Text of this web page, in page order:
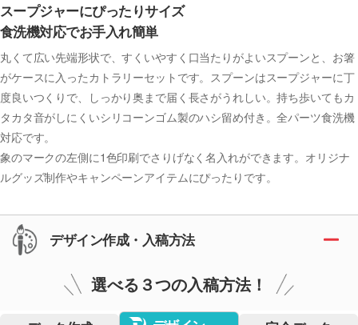
スープジャーにぴったりサイズ
食洗機対応でお手入れ簡単
丸くて広い先端形状で、すくいやすく口当たりがよいスプーンと、お箸
がケースに入ったカトラリーセットです。スプーンはスープジャーに丁
度良いつくりで、しっかり奥まで届く長さがうれしい。持ち歩いてもカ
タカタ音がしにくいシリコーンゴム製のハシ留め付き。全パーツ食洗機
対応です。
象のマークの左側に1色印刷でさりげなく名入れができます。オリジナ
ルグッズ制作やキャンペーンアイテムにぴったりです。
デザイン作成・入稿方法
選べる３つの入稿方法！